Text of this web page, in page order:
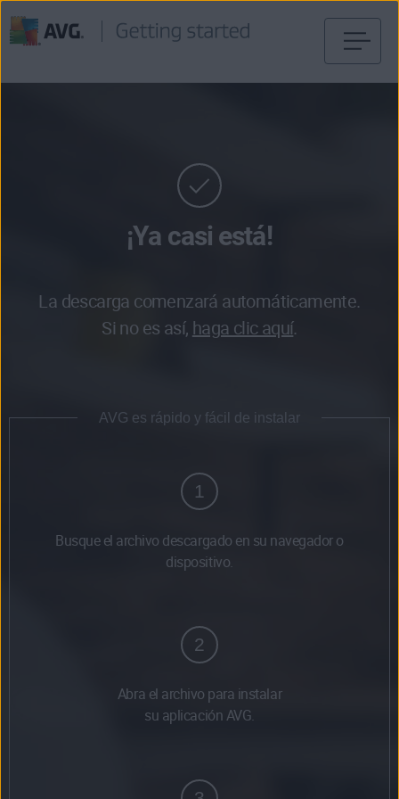
¡Ya casi está!
La descarga comenzará automáticamente.
Si no es así, haga clic aquí.
AVG es rápido y fácil de instalar
1
Busque el archivo descargado en su navegador o
dispositivo.
2
Abra el archivo para instalar
su aplicación AVG.